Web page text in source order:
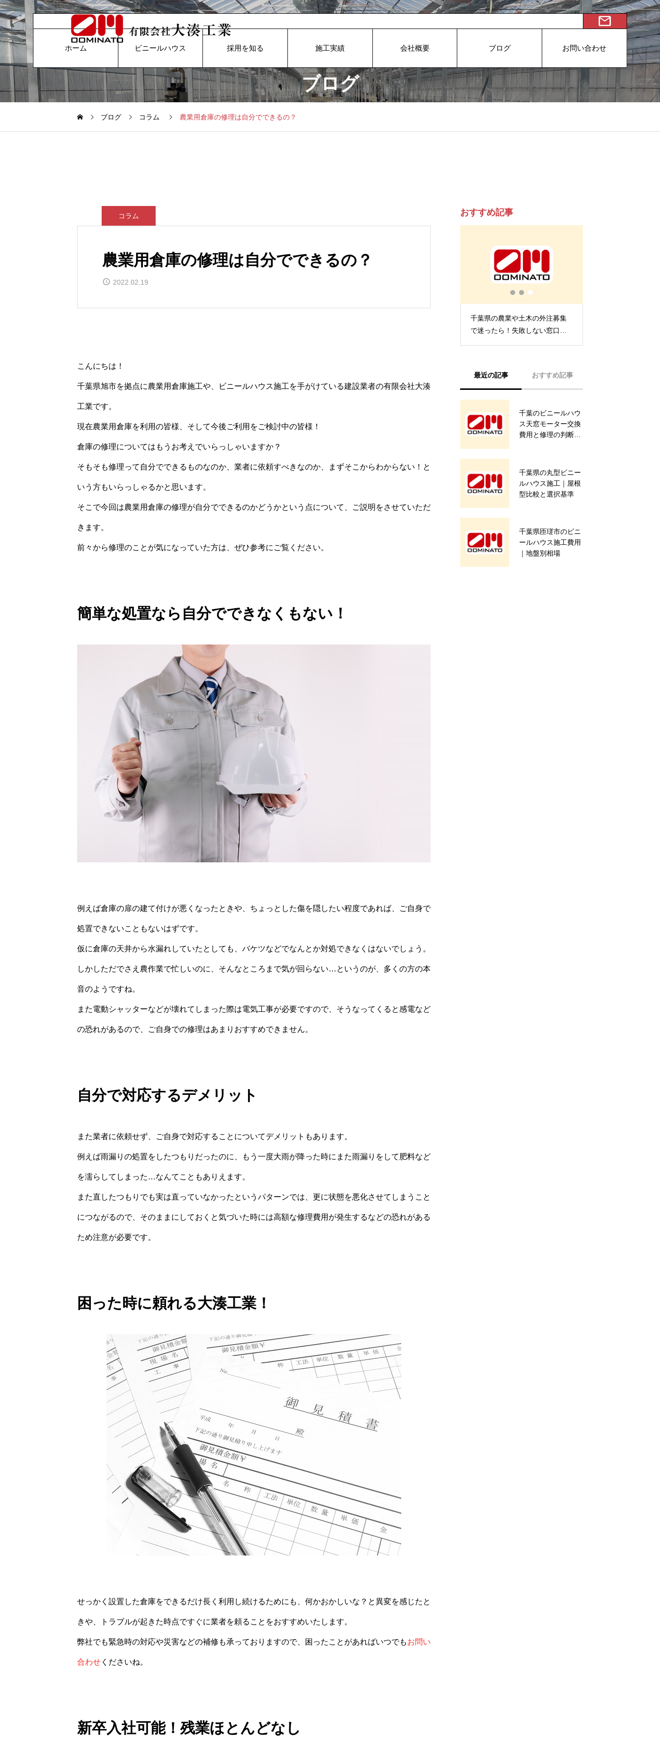
mail
ホーム ビニールハウス 採用を知る 施工実績 会社概要 ブログ お問い合わせ
ブログ
ブログ コラム 農業用倉庫の修理は自分でできるの？
コラム
農業用倉庫の修理は自分でできるの？
2022.02.19
こんにちは！
千葉県旭市を拠点に農業用倉庫施工や、ビニールハウス施工を手がけている建設業者の有限会社大湊
工業です。
現在農業用倉庫を利用の皆様、そして今後ご利用をご検討中の皆様！
倉庫の修理についてはもうお考えでいらっしゃいますか？
そもそも修理って自分でできるものなのか、業者に依頼すべきなのか、まずそこからわからない！と
いう方もいらっしゃるかと思います。
そこで今回は農業用倉庫の修理が自分でできるのかどうかという点について、ご説明をさせていただ
きます。
前々から修理のことが気になっていた方は、ぜひ参考にご覧ください。
簡単な処置なら自分でできなくもない！
例えば倉庫の扉の建て付けが悪くなったときや、ちょっとした傷を隠したい程度であれば、ご自身で
処置できないこともないはずです。
仮に倉庫の天井から水漏れしていたとしても、バケツなどでなんとか対処できなくはないでしょう。
しかしただでさえ農作業で忙しいのに、そんなところまで気が回らない…というのが、多くの方の本
音のようですね。
また電動シャッターなどが壊れてしまった際は電気工事が必要ですので、そうなってくると感電など
の恐れがあるので、ご自身での修理はあまりおすすめできません。
自分で対応するデメリット
また業者に依頼せず、ご自身で対応することについてデメリットもあります。
例えば雨漏りの処置をしたつもりだったのに、もう一度大雨が降った時にまた雨漏りをして肥料など
を濡らしてしまった…なんてこともありえます。
また直したつもりでも実は直っていなかったというパターンでは、更に状態を悪化させてしまうこと
につながるので、そのままにしておくと気づいた時には高額な修理費用が発生するなどの恐れがある
ため注意が必要です。
困った時に頼れる大湊工業！
せっかく設置した倉庫をできるだけ長く利用し続けるためにも、何かおかしいな？と異変を感じたと
きや、トラブルが起きた時点ですぐに業者を頼ることをおすすめいたします。
弊社でも緊急時の対応や災害などの補修も承っておりますので、困ったことがあればいつでもお問い
合わせ くださいね。
新卒入社可能！残業ほとんどなし
おすすめ記事
千葉県の農業や土木の外注募集
で迷ったら！失敗しない窓口マ
最近の記事 おすすめ記事
千葉のビニールハウ
ス天窓モーター交換
費用と修理の判断基
千葉県の丸型ビニー
ルハウス施工｜屋根
型比較と選択基準
千葉県匝瑳市のビニ
ールハウス施工費用
｜地盤別相場
耐震・耐候性に優れ
た農業用倉庫の建設
事例
千葉の農業用パイプ
ハウス施工費用｜
DIY補強と全面改修
新卒者が農業に関わ
るカタチのいろいろ